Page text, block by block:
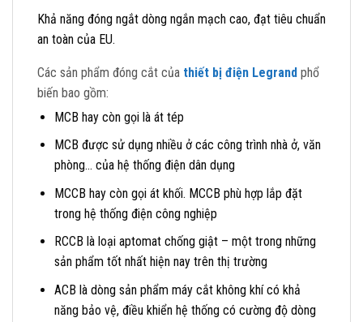
Khả năng đóng ngắt dòng ngắn mạch cao, đạt tiêu chuẩn
an toàn của EU.
Các sản phẩm đóng cắt của thiết bị điện Legrand phổ
biến bao gồm:
MCB hay còn gọi là át tép
MCB được sử dụng nhiều ở các công trình nhà ở, văn
phòng… của hệ thống điện dân dụng
MCCB hay còn gọi át khối. MCCB phù hợp lắp đặt
trong hệ thống điện công nghiệp
RCCB là loại aptomat chống giật – một trong những
sản phẩm tốt nhất hiện nay trên thị trường
ACB là dòng sản phẩm máy cắt không khí có khả
năng bảo vệ, điều khiển hệ thống có cường độ dòng